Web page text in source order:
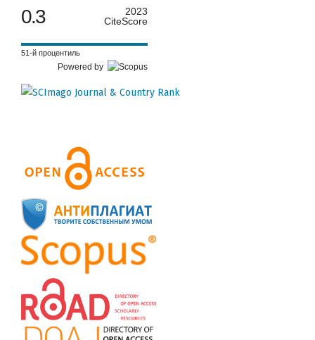
0.3
2023
CiteScore
51-й процентиль
Powered by